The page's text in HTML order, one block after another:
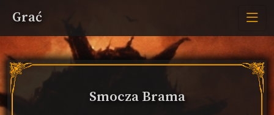
Grać
Smocza Brama